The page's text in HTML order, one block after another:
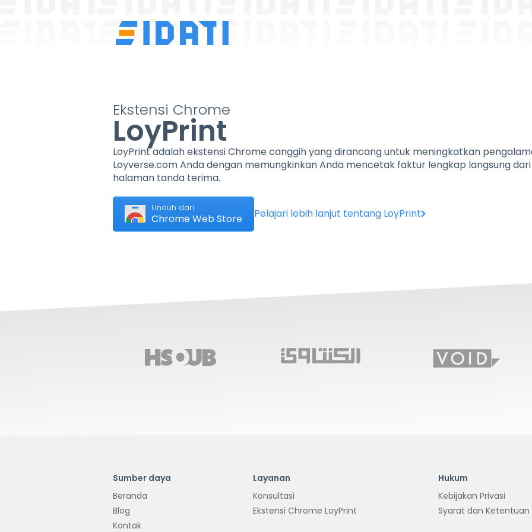
Ekstensi Chrome
LoyPrint
LoyPrint adalah ekstensi Chrome canggih yang dirancang untuk meningkatkan
Loyverse.com Anda dengan memungkinkan Anda mencetak faktur lengkap langsung dari
halaman tanda terima.
Unduh dari
Chrome Web Store Pelajari lebih lanjut tentang LoyPrint
Sumber daya
Beranda
Blog
Kontak
Layanan
Konsultasi
Ekstensi Chrome LoyPrint
Hukum
Kebijakan Privasi
Syarat dan Ketentuan